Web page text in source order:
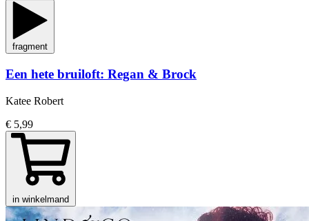
fragment
Een hete bruiloft: Regan & Brock
Katee Robert
€ 5,99
in winkelmand